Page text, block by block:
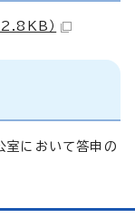
）
室において答申の